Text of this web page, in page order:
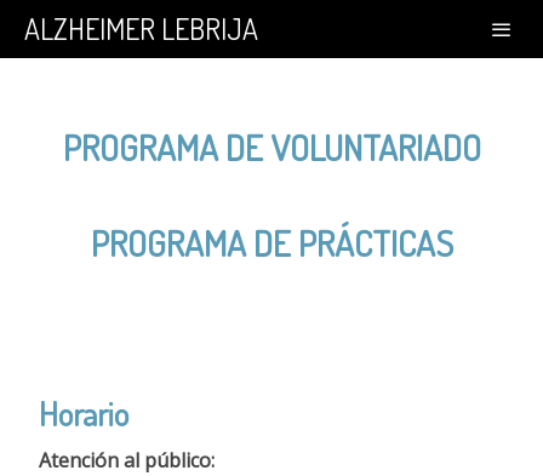
ALZHEIMER LEBRIJA
PROGRAMA DE VOLUNTARIADO
PROGRAMA DE PRÁCTICAS
Horario
Atención al público: